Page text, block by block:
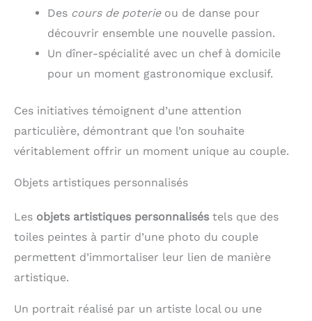
Des cours de poterieou de danse pour
découvrir ensemble une nouvelle passion.
Un dîner-spécialité avec un chef à domicile
pour un moment gastronomique exclusif.
Ces initiatives témoignent d’une attention
particulière, démontrant que l’on souhaite
véritablement offrir un moment unique au couple.
Objets artistiques personnalisés
Les objets artistiques personnalisés tels que des
toiles peintes à partir d’une photo du couple
permettent d’immortaliser leur lien de manière
artistique.
Un portrait réalisé par un artiste local ou une